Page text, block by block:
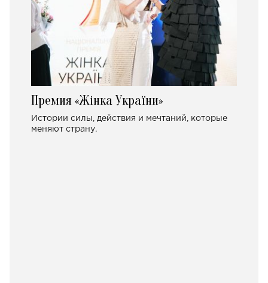
Премия «Жінка України»
Истории силы, действия и мечтаний, которые
меняют страну.